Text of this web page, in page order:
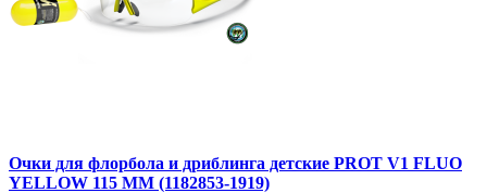
Очки для флорбола и дриблинга детские PROT V1 FLUO
YELLOW 115 MM (1182853-1919)